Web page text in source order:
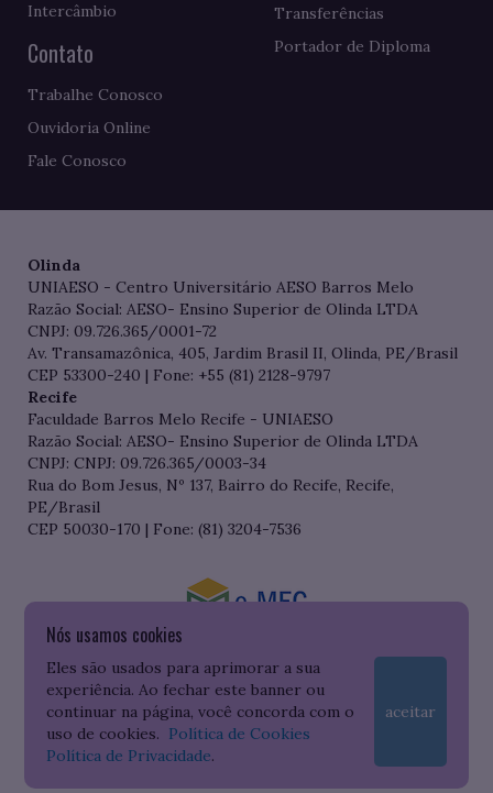
Nós usamos cookies
Eles são usados para aprimorar a sua
experiência. Ao fechar este banner ou
continuar na página, você concorda com o
uso de cookies. Política de Cookies
Política de Privacidade.
aceitar
Intercâmbio
Contato
Trabalhe Conosco
Ouvidoria Online
Fale Conosco
Transferências
Portador de Diploma
Olinda
UNIAESO - Centro Universitário AESO Barros Melo
Razão Social: AESO- Ensino Superior de Olinda LTDA
CNPJ: 09.726.365/0001-72
Av. Transamazônica, 405, Jardim Brasil II, Olinda, PE/Brasil
CEP 53300-240 | Fone: +55 (81) 2128-9797
Recife
Faculdade Barros Melo Recife - UNIAESO
Razão Social: AESO- Ensino Superior de Olinda LTDA
CNPJ: CNPJ: 09.726.365/0003-34
Rua do Bom Jesus, Nº 137, Bairro do Recife, Recife,
PE/Brasil
CEP 50030-170 | Fone: (81) 3204-7536
Consulte o cadastro da Instituição no Sistema do e-MEC